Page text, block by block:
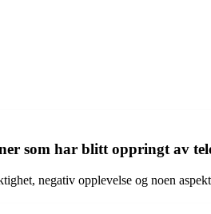
som har blitt oppringt av
negativ opplevelse og noen